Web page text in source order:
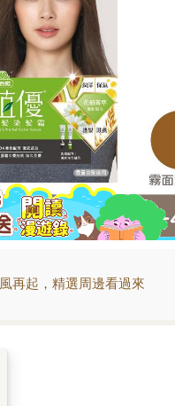
再起，精選周邊看過來